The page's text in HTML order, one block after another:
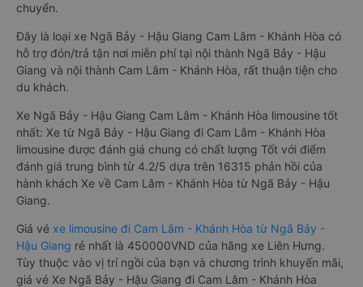
chuyển.
Đây là loại xe Ngã Bảy - Hậu Giang Cam Lâm - Khánh Hòa có
hỗ trợ đón/trả tận nơi miễn phí tại nội thành Ngã Bảy - Hậu
Giang và nội thành Cam Lâm - Khánh Hòa, rất thuận tiện cho
du khách.
Xe Ngã Bảy - Hậu Giang Cam Lâm - Khánh Hòa limousine tốt
nhất: Xe từ Ngã Bảy - Hậu Giang đi Cam Lâm - Khánh Hòa
limousine được đánh giá chung có chất lượng Tốt với điểm
đánh giá trung bình từ 4.2/5 dựa trên 16315 phản hồi của
hành khách Xe về Cam Lâm - Khánh Hòa từ Ngã Bảy - Hậu
Giang.
Giá vé xe limousine đi Cam Lâm - Khánh Hòa từ Ngã Bảy -
Hậu Giang rẻ nhất là 450000VND của hãng xe Liên Hưng.
Tùy thuộc vào vị trí ngồi của bạn và chương trình khuyến mãi,
giá vé Xe Ngã Bảy - Hậu Giang đi Cam Lâm - Khánh Hòa